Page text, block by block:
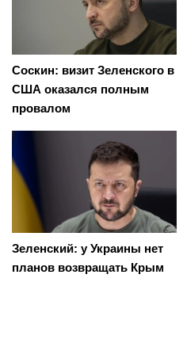
Соскин: визит Зеленского в
США оказался полным
провалом
Зеленский: у Украины нет
планов возвращать Крым